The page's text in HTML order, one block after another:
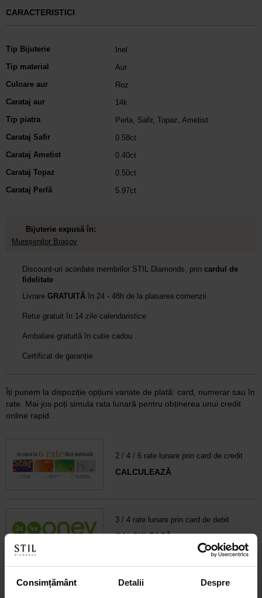
Consimțământ Detalii Despre
CARACTERISTICI
Tip Bijuterie
Inel
Tip material
Aur
Culoare aur
Roz
Carataj aur
14k
Tip piatra
Perla Safir, Topaz Ametist
Carataj Safir
0.58ct
Carataj Ametist
0.40ct
Carataj Topaz
0.50ct
Carataj Perlă
5.97ct
Bijuterie expusă în:
Mureșenilor Braşov
Discount-uri acordate membrilor STIL Diamonds, prin cardul de
fidelitate
Livrare GRATUITĂ în 24 - 48h de la plasarea comenzii
Retur gratuit în 14 zile calendaristice
Ambalare gratuită în cutie cadou
Certificat de garanție
Îți punem la dispoziție opțiuni variate de plată: card, numerar sau în
rate. Mai jos poți simula rata lunară pentru obținerea unui credit
online rapid.
2 / 4 / 6 rate lunare prin card de credit
CALCULEAZĂ
3 / 4 rate lunare prin card de debit
CALCULEAZĂ
6-60 rate lunare prin credit 100% online